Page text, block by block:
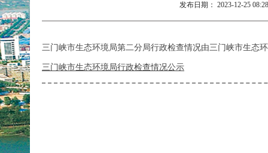
发布日期： 2023-12-25 08:28
三门峡市生态环境局第二分局行政检查情况由三门峡市生态
三门峡市生态环境局行政检查情况公示